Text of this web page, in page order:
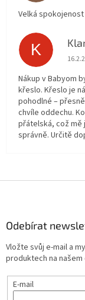
Velká spokojenost
K
Nákup v Babyom
křeslo. Křeslo je
pohodlné –
chvíle oddechu.
přátelská, což mě
správně. Určitě
Odebírat
Vložte svůj e-mail a
produktech na našem
E-mail